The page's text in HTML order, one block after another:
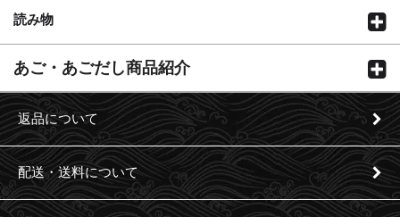
読み物
あご・あごだし商品紹介
返品について
配送・送料について